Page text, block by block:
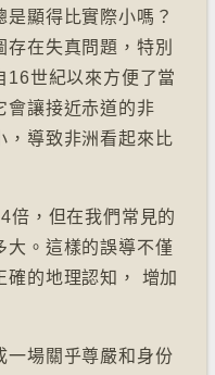
顯得比實際小嗎？
在失真問題，特別
16世紀以來方便了當
會讓接近赤道的非
，導致非洲看起來比
倍，但在我們常見的
大。這樣的誤導不僅
確的地理認知， 增加
一場關乎尊嚴和身份